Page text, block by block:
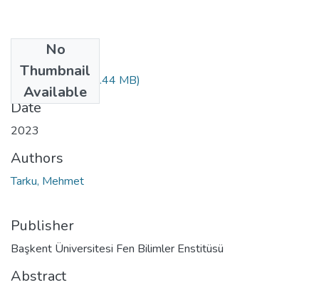
No
Thumbnail
Available
10542171.pdf(2.44 MB)
Date
2023
Authors
Tarku, Mehmet
Publisher
Başkent Üniversitesi Fen Bilimler Enstitüsü
Abstract